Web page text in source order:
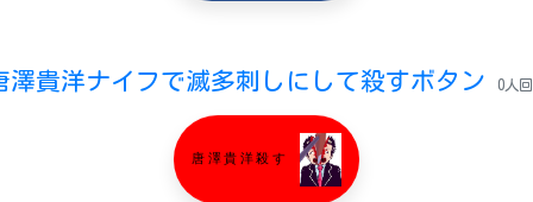
澤貴洋ナイフで滅多刺しにして殺すボタン 0人
唐澤貴洋殺す